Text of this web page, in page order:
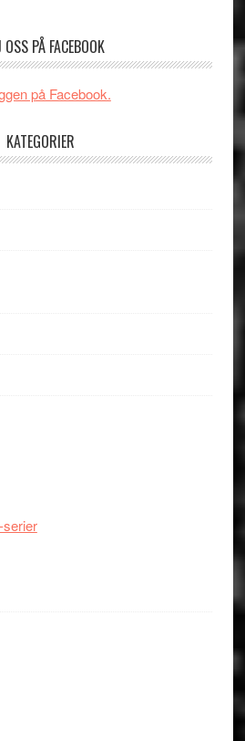
någonsin
firas
OSS PÅ FACEBOOK
på Facebook.
KATEGORIER
serier